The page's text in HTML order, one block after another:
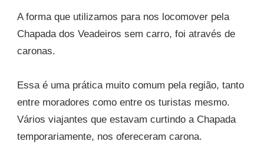
A forma que utilizamos para nos locomover pela
Chapada dos Veadeiros sem carro, foi através de
caronas.
Essa é uma prática muito comum pela região, tanto
entre moradores como entre os turistas mesmo.
Vários viajantes que estavam curtindo a Chapada
temporariamente, nos ofereceram carona.